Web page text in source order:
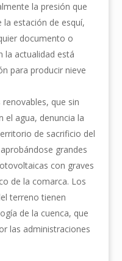
la presión que
la estación de esquí,
documento o
la actualidad está
para producir nieve
que sin
el agua, denuncia la
de sacrificio del
grandes
con graves
de la comarca. Los
terreno tienen
de la cuenca, que
las administraciones